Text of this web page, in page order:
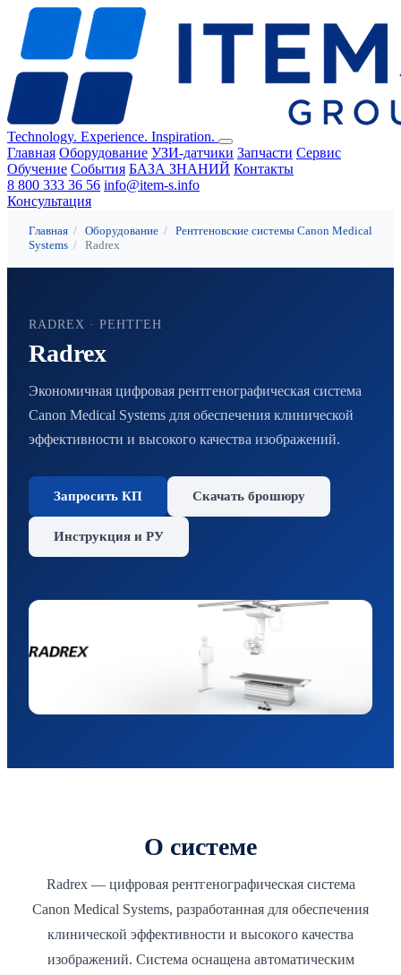
Technology. Experience. Inspiration.
Главная Оборудование УЗИ-датчики Запчасти Сервис
Обучение События БАЗА ЗНАНИЙ Контакты
8 800 333 36 56 info@item-s.info
Консультация
Главная / Оборудование / Рентгеновские системы Canon Medical
Systems / Radrex
RADREX · РЕНТГЕН
Radrex
Экономичная цифровая рентгенографическая система
Canon Medical Systems для обеспечения клинической
эффективности и высокого качества изображений.
Запросить КП Скачать брошюру
Инструкция и РУ
О системе
Radrex — цифровая рентгенографическая система
Canon Medical Systems, разработанная для обеспечения
клинической эффективности и высокого качества
изображений. Система оснащена автоматическим